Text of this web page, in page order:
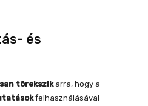
és
törekszikarra, hogy a
felhasználásával